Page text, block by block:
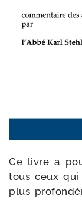
Ce livre a
tous ceux
plus